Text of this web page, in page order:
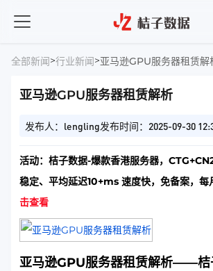
全部新闻>行业新闻>亚马逊GPU服务器租赁解
亚马逊GPU服务器租赁解析
发布人：lengling发布时间：2025-09-30
活动：桔子数据-爆款香港服务器，
稳定、平均延迟10+ms 速度快，免备案，每
击查看
亚马逊GPU服务器租赁解析——桔